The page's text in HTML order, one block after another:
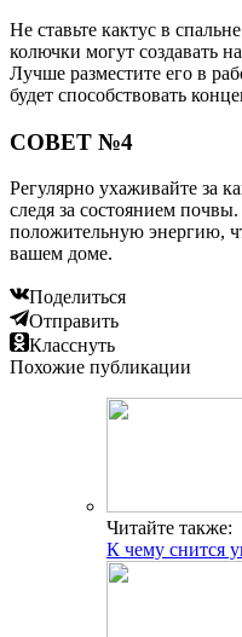
Не ставьте кактус в
колючки могут создавать
Лучше разместите его в
будет способствовать
СОВЕТ №4
Регулярно ухаживайте за
следя за состоянием
положительную энергию,
вашем доме.
Поделиться
Отправить
Класснуть
Похожие публикации
Читайте также:
К чему снится